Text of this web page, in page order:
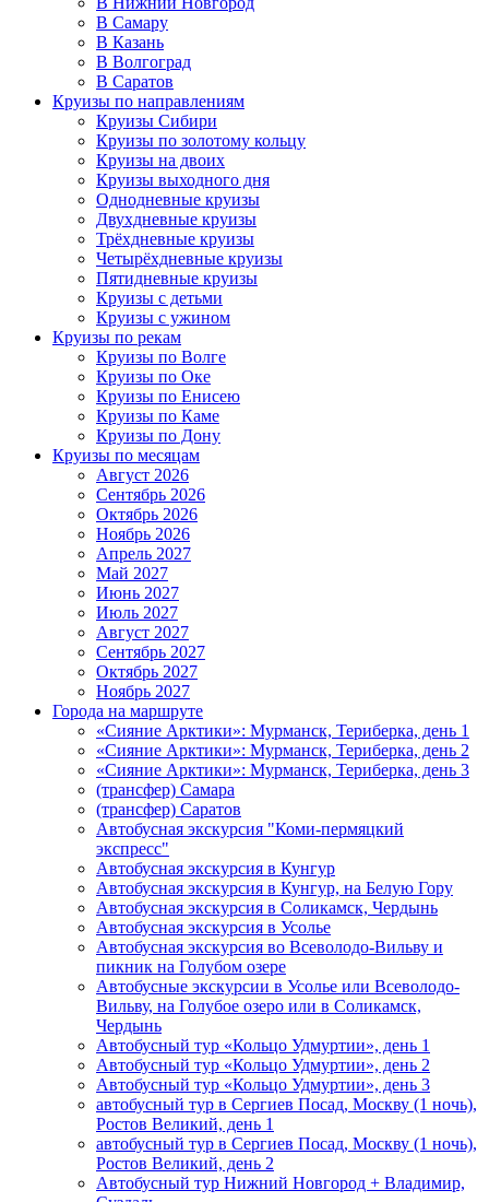
В Самару
В Казань
В Волгоград
В Саратов
Круизы по направлениям
Круизы Сибири
Круизы по золотому кольцу
Круизы на двоих
Круизы выходного дня
Однодневные круизы
Двухдневные круизы
Трёхдневные круизы
Четырёхдневные круизы
Пятидневные круизы
Круизы с детьми
Круизы с ужином
Круизы по рекам
Круизы по Волге
Круизы по Оке
Круизы по Енисею
Круизы по Каме
Круизы по Дону
Круизы по месяцам
Август 2026
Сентябрь 2026
Октябрь 2026
Ноябрь 2026
Апрель 2027
Май 2027
Июнь 2027
Июль 2027
Август 2027
Сентябрь 2027
Октябрь 2027
Ноябрь 2027
Города на маршруте
«Сияние Арктики»: Мурманск, Териберка, день 1
«Сияние Арктики»: Мурманск, Териберка, день 2
«Сияние Арктики»: Мурманск, Териберка, день 3
(трансфер) Самара
(трансфер) Саратов
Автобусная экскурсия "Коми-пермяцкий
экспресс"
Автобусная экскурсия в Кунгур
Автобусная экскурсия в Кунгур, на Белую Гору
Автобусная экскурсия в Соликамск, Чердынь
Автобусная экскурсия в Усолье
Автобусная экскурсия во Всеволодо-Вильву и
пикник на Голубом озере
Автобусные экскурсии в Усолье или Всеволодо-
Вильву, на Голубое озеро или в Соликамск,
Чердынь
Автобусный тур «Кольцо Удмуртии», день 1
Автобусный тур «Кольцо Удмуртии», день 2
Автобусный тур «Кольцо Удмуртии», день 3
автобусный тур в Сергиев Посад, Москву (1 ночь),
Ростов Великий, день 1
автобусный тур в Сергиев Посад, Москву (1 ночь),
Ростов Великий, день 2
Автобусный тур Нижний Новгород + Владимир,